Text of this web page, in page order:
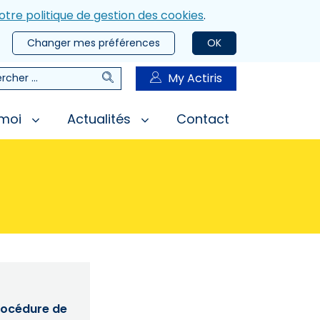
politique de gestion des cookies.
OK
Changer mes préférences
RechercherMy Actiris
Actualités Contact
de